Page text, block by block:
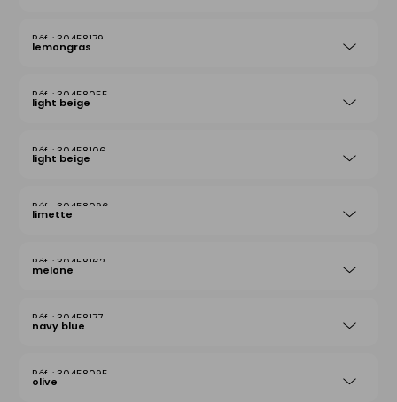
30458179
lemongras
30458055
light beige
30458106
light beige
30458096
limette
30458162
melone
30458177
navy blue
30458095
olive